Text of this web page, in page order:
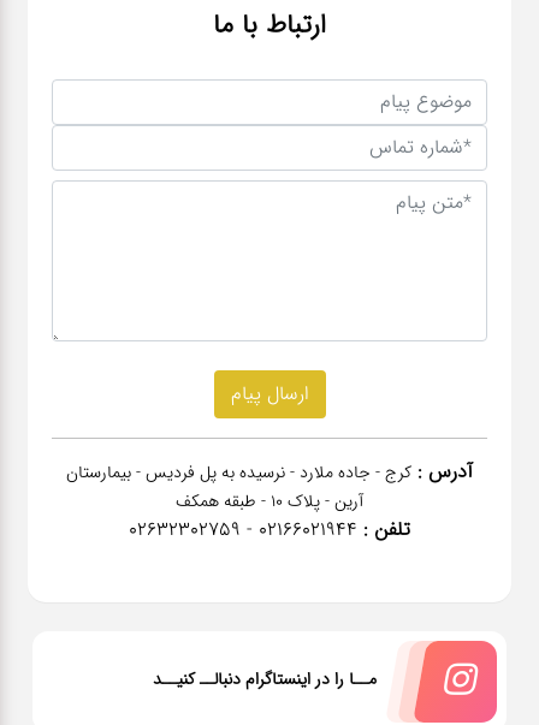
ارتباط با ما
آدرس : کرج - جاده ملارد - نرسیده به پل فردیس - بیمارستان
آرین - پلاک 10 - طبقه همکف
تلفن : 02166021944 - 02632302759
مــا را در اینستاگرام دنبالــ کنیــد